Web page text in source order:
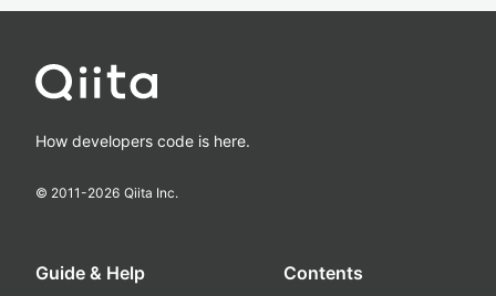
How developers code is here.
© 2011-2026 Qiita Inc.
Guide & Help Contents